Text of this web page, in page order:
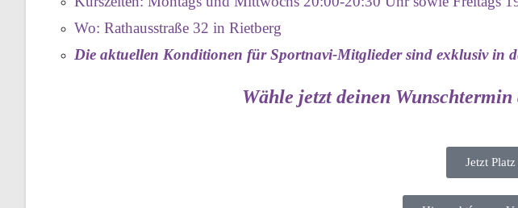
Wo: Rathausstraße 32 in Rietberg
Die aktuellen Konditionen für Sportnavi-Mitglieder sind exklusiv in
Wähle jetzt deinen
Jetzt